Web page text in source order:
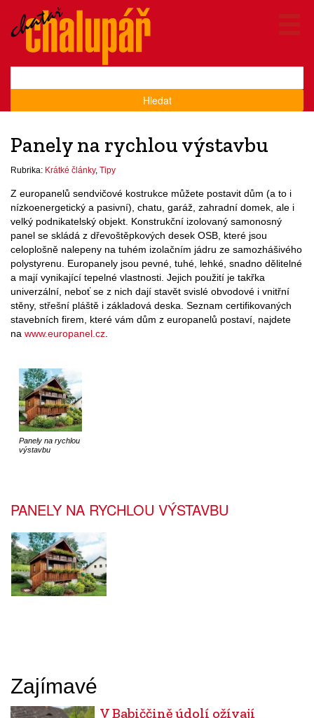
Hledat
Panely na rychlou výstavbu
Rubrika: Krátké články, Tipy
Panely na rychlou
výstavbu
Z europanelů sendvičové kostrukce můžete postavit dům (a to i
nízkoenergetický a pasivní), chatu, garáž, zahradní domek, ale i
velký podnikatelský objekt. Konstrukční izolovaný samonosný
panel se skládá z dřevoštěpkových desek OSB, které jsou
celoplošně nalepeny na tuhém izolačním jádru ze samozhášivého
polystyrenu. Europanely jsou pevné, tuhé, lehké, snadno dělitelné
a mají vynikající tepelné vlastnosti. Jejich použití je takřka
univerzální, neboť se z nich dají stavět svislé obvodové i vnitřní
stěny, střešní pláště i základová deska. Seznam certifikovaných
stavebních firem, které vám dům z europanelů postaví, najdete
na www.europanel.cz
PANELY NA RYCHLOU VÝSTAVBU
Zajímavé
V Babiččině údolí ožívají